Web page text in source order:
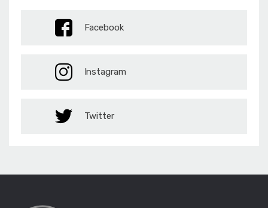
Facebook
Instagram
Twitter